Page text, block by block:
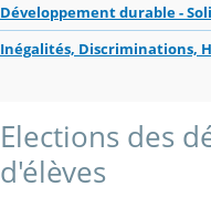
Développement durable -
Inégalités, Discriminations,
Elections des
d'élèves